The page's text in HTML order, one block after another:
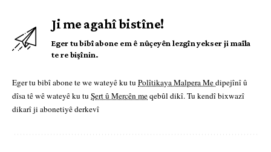
Ji me agahî bistîne!
Eger tu bibî abone em ê nûçeyên lezgîn yekser ji maîla
te re bişînin.
Eger tu bibî abone te we wateyê ku tu Polîtikaya Malpera Medipejînî û
dîsa tê wê wateyê ku tu Şert û Mercên meqebûl dikî. Tu kendî bixwazî
dikarî ji abonetiyê derkevî